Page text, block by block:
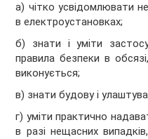
а) чітко усвідомлювати
в електроустановках;
б) знати і уміти
правила безпеки в
виконується;
в) знати будову і
г) уміти практично
в разі нещасних